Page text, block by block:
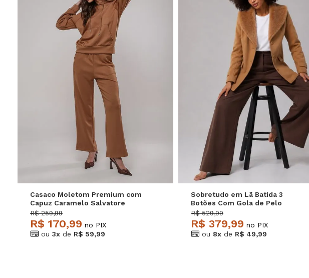
Casaco Moletom Premium com
Capuz Caramelo Salvatore
R$ 259,99
R$ 170,99 no PIX
ou 3x de R$ 59,99
M G
Sobretudo em Lã Batida 3
Botões Com Gola de Pelo
Caramelo Salvatore
R$ 529,99
R$ 379,99 no PIX
ou 8x de R$ 49,99